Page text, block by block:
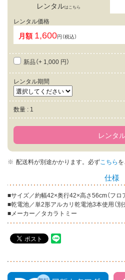
レンタルはこちら
レンタル価格
月額1,600円（税込）
新品（+ 1,000 円）
レンタル期間
数量 : 1
レンタ
配送料が別途かかります。 必ずこちら
仕様
■サイズ／約幅42×奥行42×高さ56cm（フロ
■乾電池／単2形アルカリ乾電池3本使用（別
■メーカー／タカラトミー